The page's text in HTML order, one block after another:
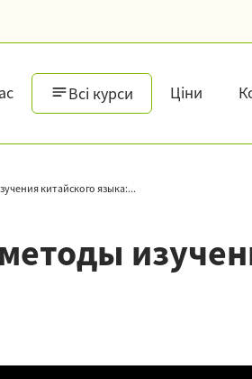
Всі курси Ціни
китайского языка:...